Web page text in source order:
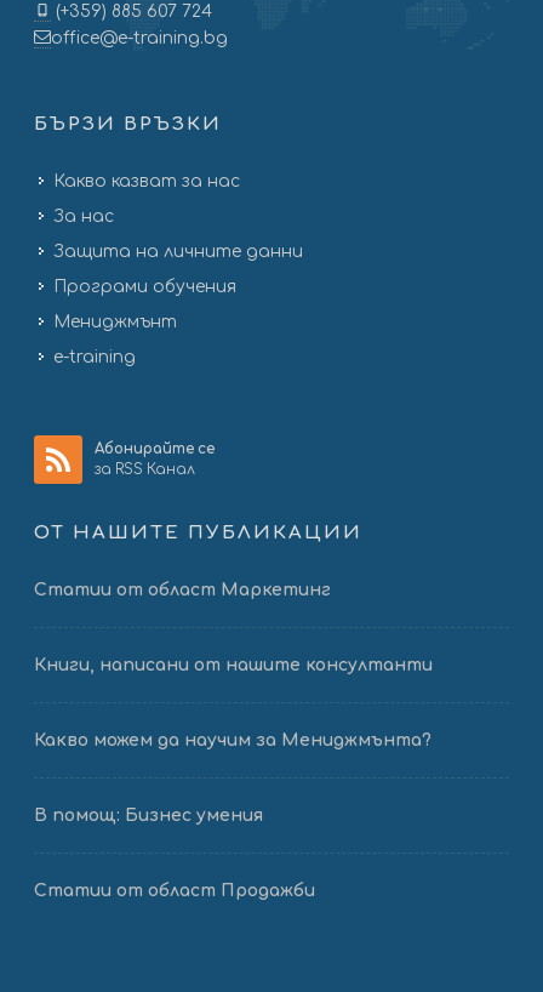
(+359) 885 607 724
office@e-training.bg
БЪРЗИ ВРЪЗКИ
Какво казват за нас
За нас
Защита на личните данни
Програми обучения
Мениджмънт
e-training
Абонирайте се
за RSS Канал
ОТ НАШИТЕ ПУБЛИКАЦИИ
Статии от област Маркетинг
Книги, написани от нашите консултанти
Какво можем да научим за Мениджмънта?
В помощ: Бизнес умения
Статии от област Продажби